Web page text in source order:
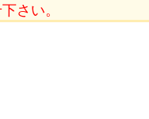
さい。